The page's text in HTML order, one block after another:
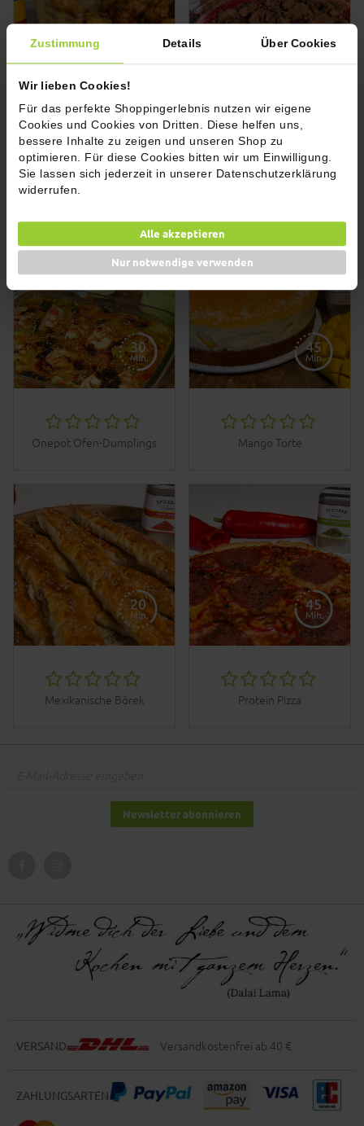
Zustimmung Details Über Cookies
Wir lieben Cookies!
Für das perfekte Shoppingerlebnis nutzen wir eigene
Cookies und Cookies von Dritten. Diese helfen uns,
bessere Inhalte zu zeigen und unseren Shop zu
optimieren. Für diese Cookies bitten wir um Einwilligung.
Sie lassen sich jederzeit in unserer Datenschutzerklärung
widerrufen.
Alle akzeptieren
Nur notwendige verwenden
Knuspriges Umami Chicken Cookie-Himbeer-Dessert
Onepot Ofen-Dumplings Mango Torte
Mexikanische Börek Protein Pizza
Newsletter abonnieren
VERSAND Versandkostenfrei ab 40 €
ZAHLUNGSARTEN